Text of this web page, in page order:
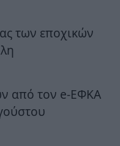
των εποχικών
από τον e-ΕΦΚΑ